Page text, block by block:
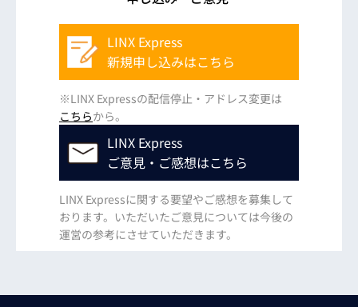
LINX Express
新規申し込みはこちら
※LINX Expressの配信停止・アドレス変更は
こちらから。
LINX Express
ご意見・ご感想はこちら
LINX Expressに関する要望やご感想を募集して
おります。いただいたご意見については今後の
運営の参考にさせていただきます。